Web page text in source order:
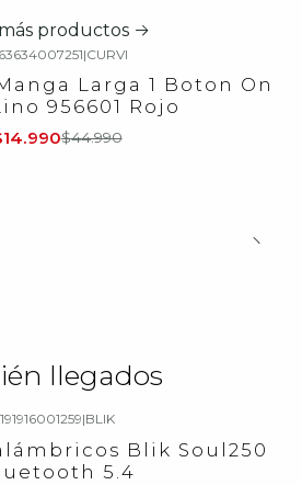
productos
|CURVI
Larga 1 Boton On
956601 Rojo
$44.990
llegados
191916001259|BLIK
Blik Soul250
5.4